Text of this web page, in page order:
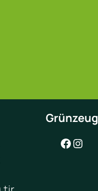
Grünzeug
Facebook Instagram